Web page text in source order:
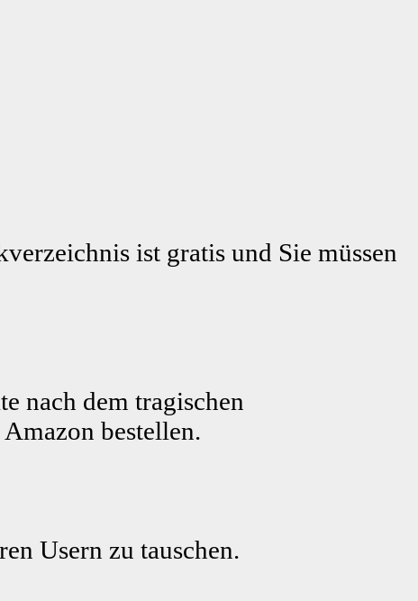
ist gratis und Sie müssen
nach dem tragischen
bestellen.
Usern zu tauschen.